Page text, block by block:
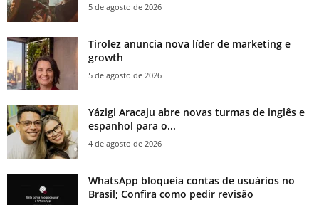
5 de agosto de 2026
Tirolez anuncia nova líder de marketing e
growth
5 de agosto de 2026
Yázigi Aracaju abre novas turmas de inglês e
espanhol para o...
4 de agosto de 2026
WhatsApp bloqueia contas de usuários no
Brasil; Confira como pedir revisão